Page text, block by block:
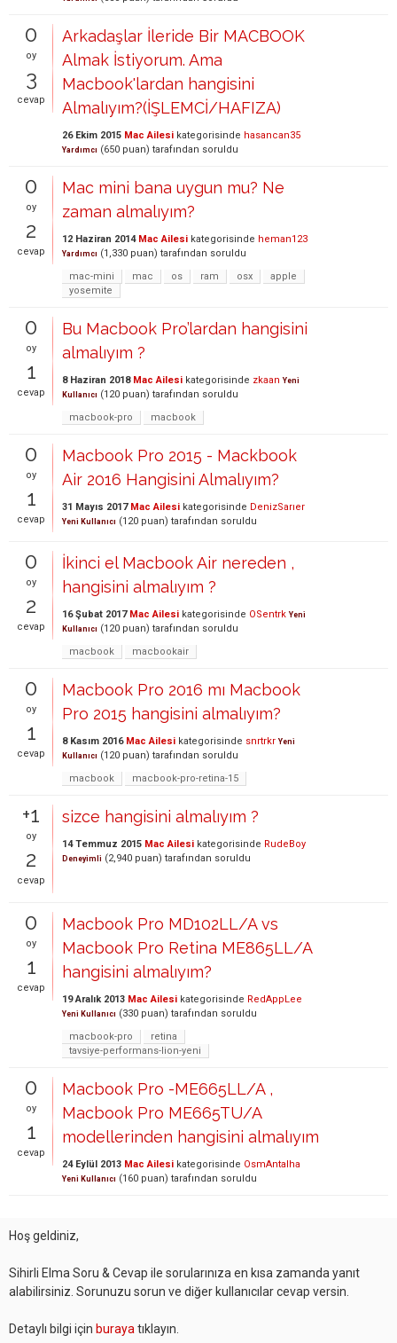
0
oy
3
cevap
Arkadaşlar İleride Bir MACBOOK
Almak İstiyorum. Ama
Macbook'lardan hangisini
Almalıyım?(İŞLEMCİ/HAFIZA)
26 Ekim 2015 Mac Ailesi kategorisinde hasancan35
Yardımcı (650 puan) tarafından soruldu
0
oy
2
cevap
Mac mini bana uygun mu? Ne
zaman almalıyım?
12 Haziran 2014 Mac Ailesi kategorisinde heman123
Yardımcı (1,330 puan) tarafından soruldu
mac-mini
mac os ram osx
apple
yosemite
0
oy
1
cevap
Bu Macbook Pro’lardan hangisini
almalıyım ?
8 Haziran 2018 Mac Ailesi kategorisinde zkaan Yeni
Kullanıcı (120 puan) tarafından soruldu
macbook-pro
macbook
0
oy
1
cevap
Macbook Pro 2015 - Mackbook
Air 2016 Hangisini Almalıyım?
31 Mayıs 2017 Mac Ailesi kategorisinde DenizSarıer
Yeni Kullanıcı (120 puan) tarafından soruldu
0
oy
2
cevap
İkinci el Macbook Air nereden ,
hangisini almalıyım ?
16 Şubat 2017 Mac Ailesi kategorisinde OSentrk Yeni
Kullanıcı (120 puan) tarafından soruldu
macbook
macbookair
0
oy
1
cevap
Macbook Pro 2016 mı Macbook
Pro 2015 hangisini almalıyım?
8 Kasım 2016 Mac Ailesi kategorisinde snrtrkr Yeni
Kullanıcı (120 puan) tarafından soruldu
macbook
macbook-pro-retina-15
+1
oy
2
cevap
sizce hangisini almalıyım ?
14 Temmuz 2015 Mac Ailesi kategorisinde RudeBoy
Deneyimli (2,940 puan) tarafından soruldu
0
oy
1
cevap
Macbook Pro MD102LL/A vs
Macbook Pro Retina ME865LL/A
hangisini almalıyım?
19 Aralık 2013 Mac Ailesi kategorisinde RedAppLee
Yeni Kullanıcı (330 puan) tarafından soruldu
macbook-pro
retina
tavsiye-performans-lion-yeni
0
oy
1
cevap
Macbook Pro -ME665LL/A ,
Macbook Pro ME665TU/A
modellerinden hangisini almalıyım
24 Eylül 2013 Mac Ailesi kategorisinde OsmAntalha
Yeni Kullanıcı (160 puan) tarafından soruldu
Hoş geldiniz,
Sihirli Elma Soru & Cevap ile sorularınıza en kısa zamanda yanıt
alabilirsiniz. Sorunuzu sorun ve diğer kullanıcılar cevap versin.
Detaylı bilgi için buraya tıklayın.